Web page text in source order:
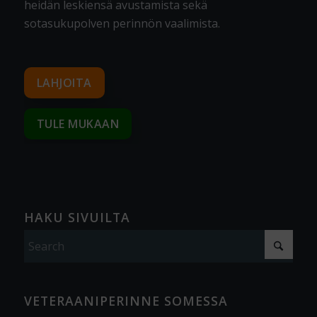
heidän leskiensä avustamista sekä
sotasukupolven perinnön vaalimista.
LAHJOITA
TULE MUKAAN
HAKU SIVUILTA
VETERAANIPERINNE SOMESSA